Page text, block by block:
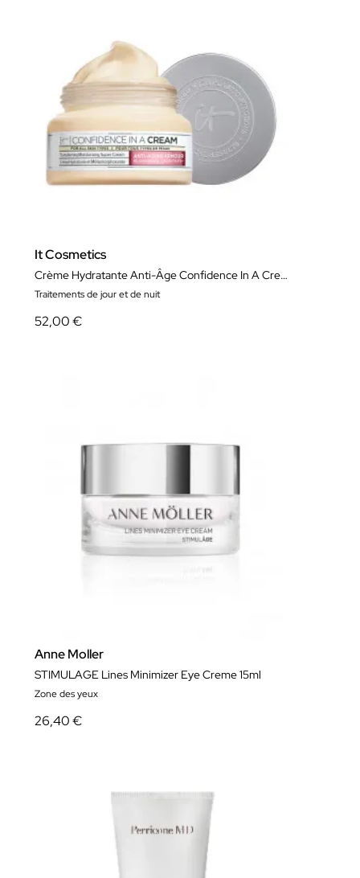
It Cosmetics
Crème Hydratante Anti-Âge Confidence In A Cream
Traitements de jour et de nuit
52,00 €
Anne Moller
STIMULAGE Lines Minimizer Eye Creme 15ml
Zone des yeux
26,40 €